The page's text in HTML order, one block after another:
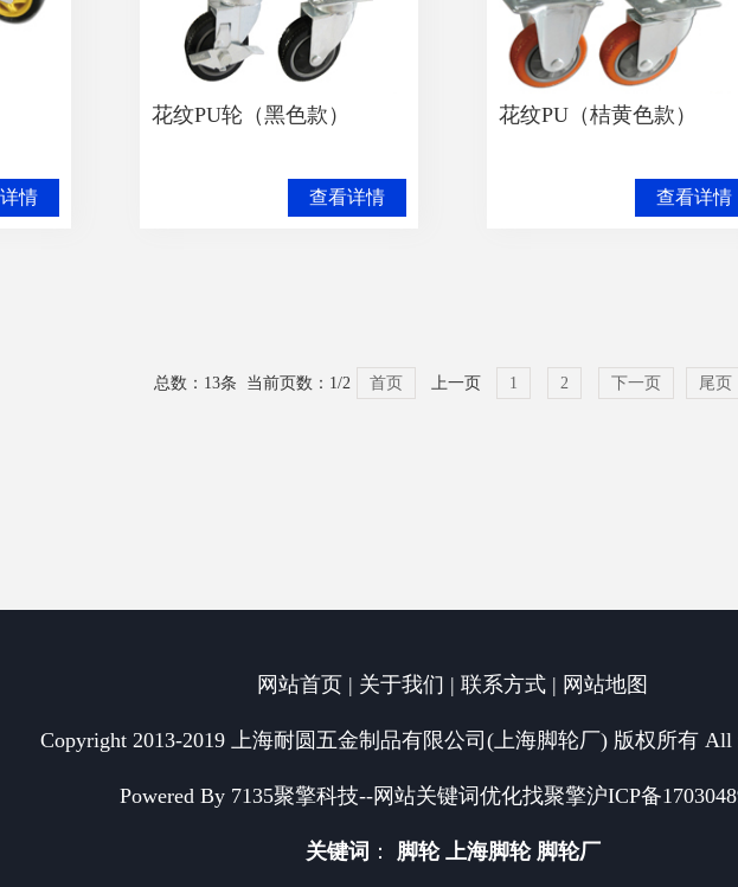
花纹PU轮（黑色款） 花纹PU（桔黄色款）
总数：13条 当前页数： 1/2 首页 上一页 1 2 下一页 尾页
网站首页 | 关于我们 | 联系方式 | 网站地图
Copyright 2013-2019 上海耐圆五金制品有限公司(上海脚轮厂) 版权所有 All
Powered By 7135聚擎科技--网站关键词优化找聚擎沪ICP备
关键词 ： 脚轮 上海脚轮 脚轮厂